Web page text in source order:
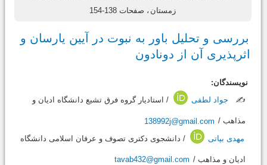
زمستان ، صفحات 138-154
بررسی و تحلیل باور به نبوت در آیین یارسان و
اثرپذیری آن از دونادون
نویسندگان:
✍️
جواد لطفی / استادیار گروه فرق تشیع دانشگاه ادیان و
مذاهب / 138992j@gmail.com
مهدی بیاتی
/ دانشجوی دکتری تصوف و عرفان اسلامی دانشگاه
ادیان و مذاهب / tavab432@gmail.com